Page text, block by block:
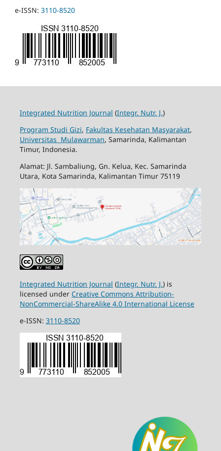
e-ISSN: 3110-8520
Integrated Nutrition Journal (Integr. Nutr. J.)
Program Studi Gizi, Fakultas Kesehatan Masyarakat,
Universitas Mulawarman, Samarinda, Kalimantan
Timur, Indonesia.
Alamat: Jl. Sambaliung, Gn. Kelua, Kec. Samarinda
Utara, Kota Samarinda, Kalimantan Timur 75119
Integrated Nutrition Journal (Integr. Nutr. J.) is
licensed under Creative Commons Attribution-
NonCommercial-ShareAlike 4.0 International License
e-ISSN: 3110-8520